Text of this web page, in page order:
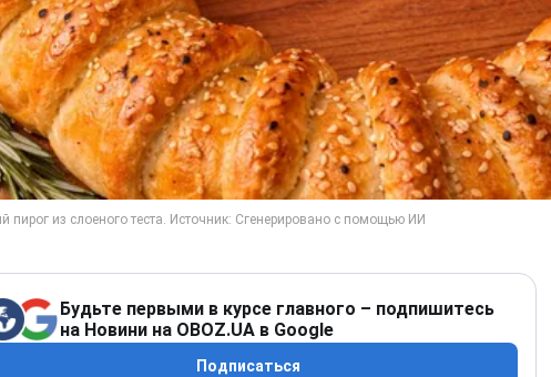
Будьте первыми в курсе главного – подпишитесь
на Новини на OBOZ.UA в Google
Подписаться